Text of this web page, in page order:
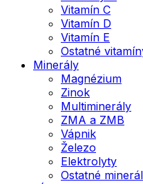
Vitamín C
Vitamín D
Vitamín E
Ostatné
Minerály
Magnézium
Zinok
Multiminerály
ZMA a ZMB
Vápnik
Železo
Elektrolyty
Ostatné